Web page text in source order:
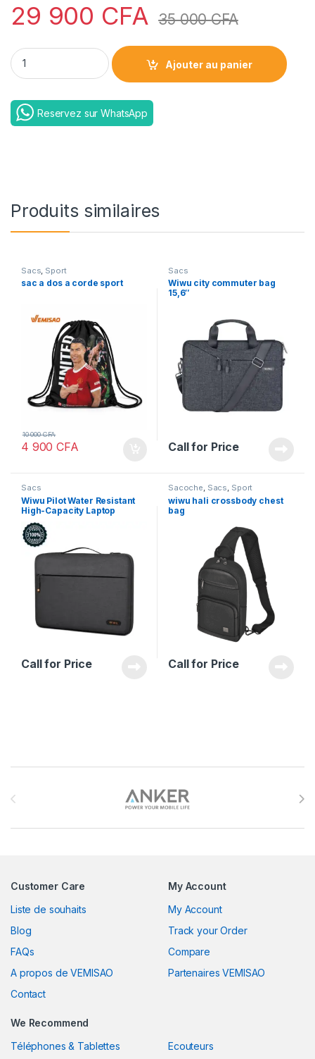
29 900 CFA 35 000CFA
WIWU Warriors Tech Pouch X quantity
Ajouter au panier
Reservez sur WhatsApp
Produits similaires
Sacs Sport
sac a dos a corde sport
4 900CFA
10 000CFA
Sacs
Wiwu city commuter bag
15,6″
Call for Price
Sacs
Wiwu Pilot Water Resistant
High-Capacity Laptop
Sleeve Case 16″
Call for Price
Sacoche, Sacs, Sport
wiwu hali crossbody chest
bag
Call for Price
Customer Care
Liste de souhaits
Blog
FAQs
A propos de VEMISAO
Contact
My Account
My Account
Track your Order
Compare
Partenaires VEMISAO
We Recommend
Téléphones & Tablettes
Ecouteurs